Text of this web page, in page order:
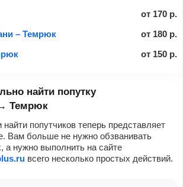
от 170 р.
– Темрюк
от 180 р.
от 150 р.
Темрюк
попутчиков теперь представляет
Вам больше не нужно обзванивать
а нужно выполнить на сайте
всего несколько простых действий.